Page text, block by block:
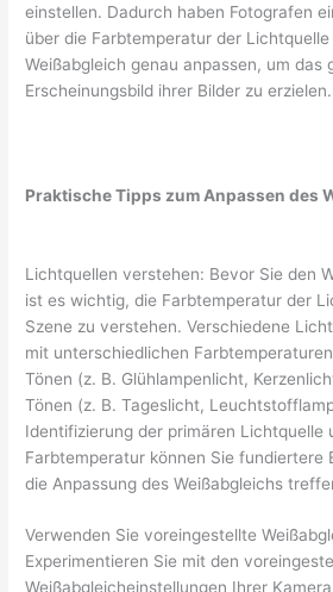
einstellen. Dadurch haben Fotografen
über die Farbtemperatur der
Weißabgleich genau anpassen, um das
Erscheinungsbild ihrer Bilder zu erzielen.
Praktische Tipps zum Anpassen des
Lichtquellen verstehen: Bevor Sie den
ist es wichtig, die Farbtemperatur der
Szene zu verstehen. Verschiedene
mit unterschiedlichen
Tönen (z. B. Glühlampenlicht,
Tönen (z. B. Tageslicht,
Identifizierung der primären Lichtquelle
Farbtemperatur können Sie fundiertere
die Anpassung des Weißabgleichs
Verwenden Sie voreingestellte
Experimentieren Sie mit den
Weißabgleicheinstellungen Ihrer